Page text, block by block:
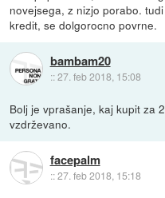
novejsega, z nizjo porabo.
kredit, se dolgorocno povrne.
bambam20
::27. feb 2018, 15:08
Bolj je vprašanje, kaj kupit za
vzdrževano.
facepalm
::27. feb 2018, 15:18